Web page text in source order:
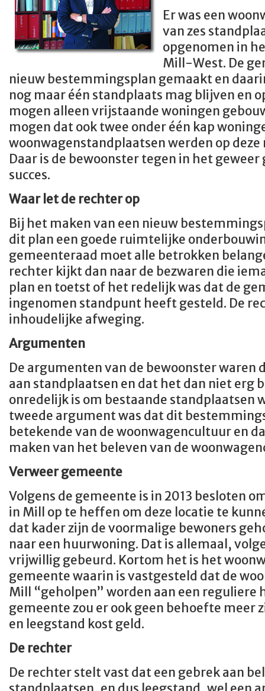
Er was een
van zes
opgenomen in
Mill-West. De
nieuw bestemmingsplan gemaakt en
nog maar één standplaats mag blijven en
mogen alleen vrijstaande woningen
mogen dat ook twee onder één kap
woonwagenstandplaatsen werden op
Daar is de bewoonster tegen in het
succes.
Waar let de rechter op
Bij het maken van een nieuw
dit plan een goede ruimtelijke
gemeenteraad moet alle betrokken
rechter kijkt dan naar de bezwaren die
plan en toetst of het redelijk was dat de
ingenomen standpunt heeft gesteld. De
inhoudelijke afweging.
Argumenten
De argumenten van de bewoonster waren
aan standplaatsen en dat het dan niet erg
onredelijk is om bestaande standplaatsen
tweede argument was dat dit
betekende van de woonwagencultuur en
maken van het beleven van de
Verweer gemeente
Volgens de gemeente is in 2013 besloten
in Mill op te heffen om deze locatie te
dat kader zijn de voormalige bewoners
naar een huurwoning. Dat is allemaal,
vrijwillig gebeurd. Kortom het is het
gemeente waarin is vastgesteld dat de
Mill “geholpen” worden aan een reguliere
gemeente zou er ook geen behoefte meer
en leegstand kost geld.
De rechter
De rechter stelt vast dat een gebrek aan